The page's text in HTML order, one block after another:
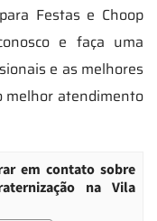
Festas e Choop
e faça uma
e as melhores
melhor atendimento
em contato sobre
na Vila